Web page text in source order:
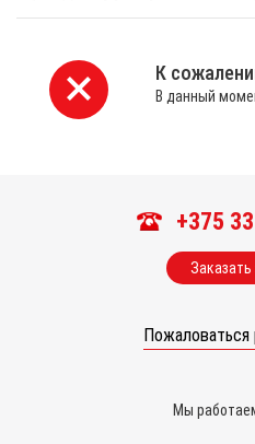
К
В данный
+375
Заказать
Пожаловаться
Мы